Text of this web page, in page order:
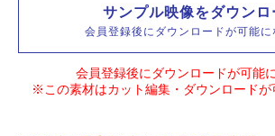
サンプル映像をダウンロ
会員登録後にダウンロードが可能に
会員登録後にダウンロードが可能
※この素材はカット編集・ダウンロードが